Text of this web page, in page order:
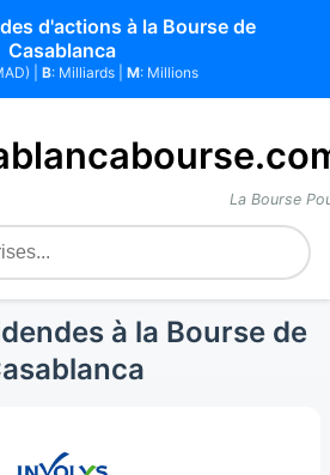
d'actions à la Bourse de
Casablanca
| B: Milliards | M: Millions
La Bourse
à la Bourse de